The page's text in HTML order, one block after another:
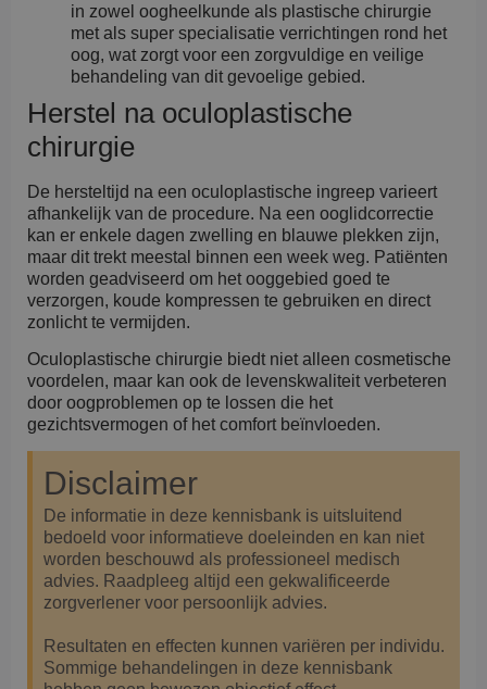
in zowel oogheelkunde als plastische chirurgie
met als super specialisatie verrichtingen rond het
oog, wat zorgt voor een zorgvuldige en veilige
behandeling van dit gevoelige gebied.
Herstel na oculoplastische
chirurgie
De hersteltijd na een oculoplastische ingreep varieert
afhankelijk van de procedure. Na een ooglidcorrectie
kan er enkele dagen zwelling en blauwe plekken zijn,
maar dit trekt meestal binnen een week weg. Patiënten
worden geadviseerd om het ooggebied goed te
verzorgen, koude kompressen te gebruiken en direct
zonlicht te vermijden.
Oculoplastische chirurgie biedt niet alleen cosmetische
voordelen, maar kan ook de levenskwaliteit verbeteren
door oogproblemen op te lossen die het
gezichtsvermogen of het comfort beïnvloeden.
Disclaimer
De informatie in deze kennisbank is uitsluitend
bedoeld voor informatieve doeleinden en kan niet
worden beschouwd als professioneel medisch
advies. Raadpleeg altijd een gekwalificeerde
zorgverlener voor persoonlijk advies.
Resultaten en effecten kunnen variëren per individu.
Sommige behandelingen in deze kennisbank